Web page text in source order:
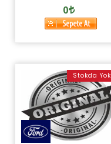
0
Stokda Yok